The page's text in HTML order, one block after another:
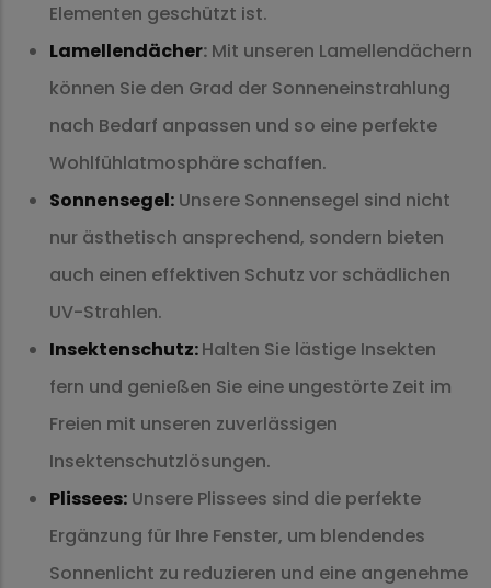
Elementen geschützt ist.
Lamellendächer: Mit unseren Lamellendächern
können Sie den Grad der Sonneneinstrahlung
nach Bedarf anpassen und so eine perfekte
Wohlfühlatmosphäre schaffen.
Sonnensegel: Unsere Sonnensegel sind nicht
nur ästhetisch ansprechend, sondern bieten
auch einen effektiven Schutz vor schädlichen
UV-Strahlen.
Insektenschutz:Halten Sie lästige Insekten
fern und genießen Sie eine ungestörte Zeit im
Freien mit unseren zuverlässigen
Insektenschutzlösungen.
Plissees: Unsere Plissees sind die perfekte
Ergänzung für Ihre Fenster, um blendendes
Sonnenlicht zu reduzieren und eine angenehme